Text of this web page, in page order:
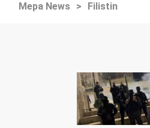
Mepa News > Filistin